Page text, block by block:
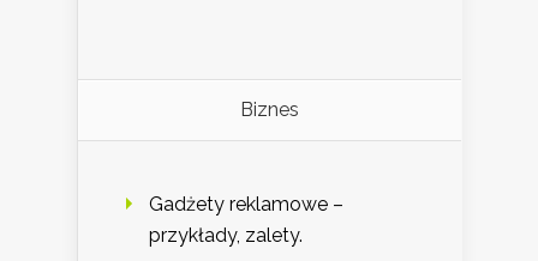
Biznes
Gadżety reklamowe –
przykłady, zalety.